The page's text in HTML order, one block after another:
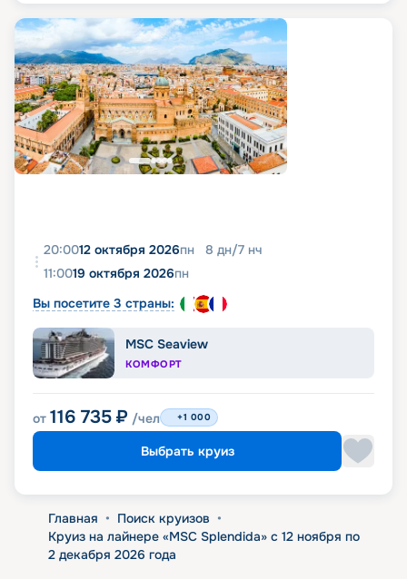
20:0012 октября 2026пн 8 дн/7 нч
11:0019 октября 2026пн
Вы посетите 3 страны:
MSC Seaview
КОМФОРТ
от 116 735 ₽ /чел +1 000
Выбрать круиз
Главная • Поиск круизов •
Круиз на лайнере «MSC Splendida» с 12 ноября по
2 декабря 2026 года